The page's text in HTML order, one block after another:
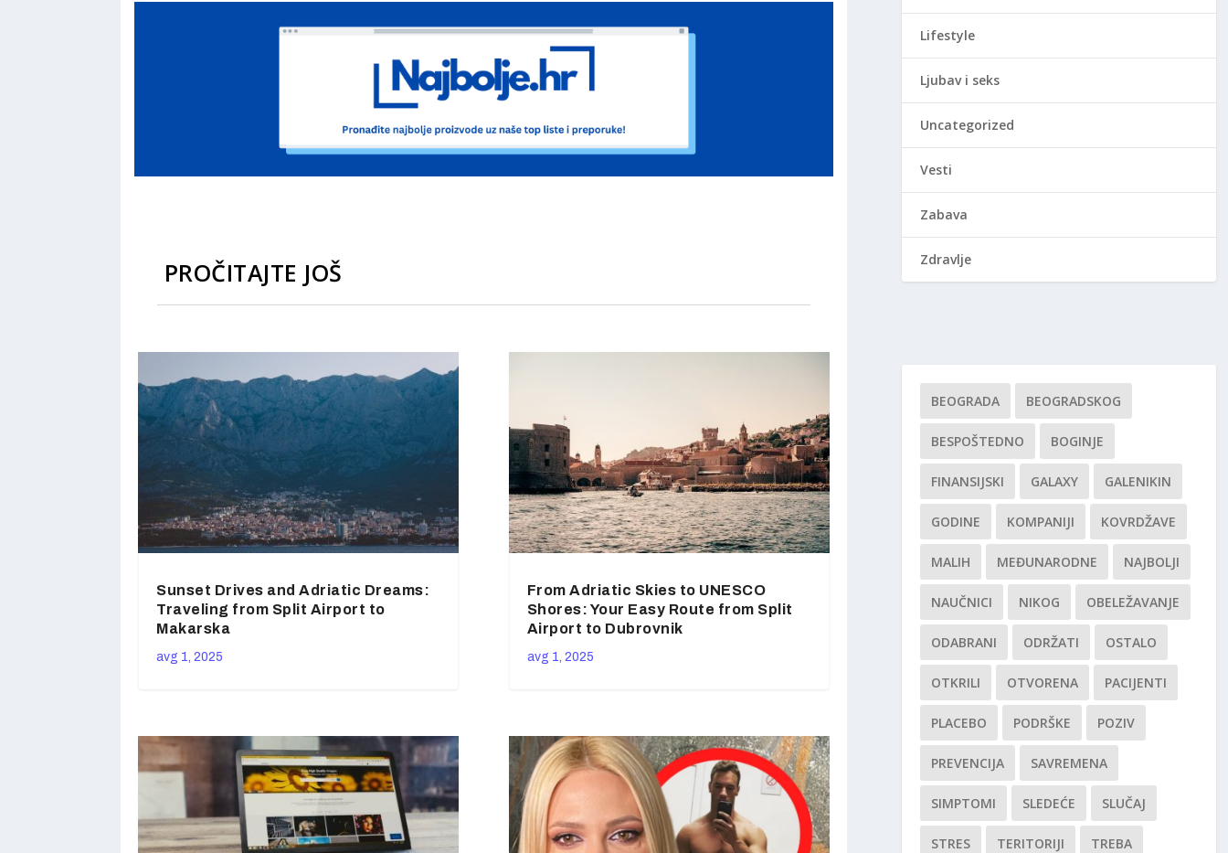
PROČITAJTE JOŠ
Sunset Drives and Adriatic Dreams:
Traveling from Split Airport to
Makarska
avg 1, 2025
From Adriatic Skies to UNESCO
Shores: Your Easy Route from Split
Airport to Dubrovnik
avg 1, 2025
Lifestyle
Ljubav i seks
Uncategorized
Vesti
Zabava
Zdravlje
BEOGRADA BEOGRADSKOG
BESPOŠTEDNO BOGINJE
FINANSIJSKI GALAXY GALENIKIN
GODINE KOMPANIJI KOVRDŽAVE
MALIH MEĐUNARODNE NAJBOLJI
NAUČNICI NIKOG OBELEŽAVANJE
ODABRANI ODRŽATI OSTALO
OTKRILI OTVORENA PACIJENTI
PLACEBO PODRŠKE POZIV
PREVENCIJA SAVREMENA
SIMPTOMI SLEDEĆE SLUČAJ
STRES TERITORIJI TREBA